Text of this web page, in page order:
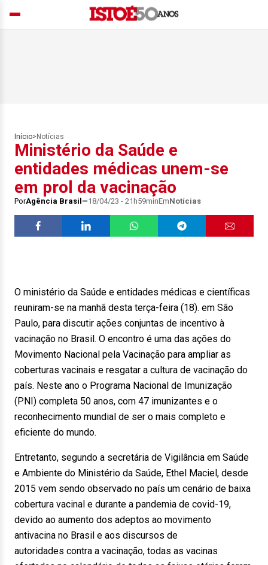
Início> Notícias
Ministério da Saúde e
entidades médicas unem-se
em prol da vacinação
PorAgência Brasil 18/04/23 - 21h59minEmNotícias
O ministério da Saúde e entidades médicas e científicas
reuniram-se na manhã desta terça-feira (18). em São
Paulo, para discutir ações conjuntas de incentivo à
vacinação no Brasil. O encontro é uma das ações do
Movimento Nacional pela Vacinação para ampliar as
coberturas vacinais e resgatar a cultura de vacinação do
país. Neste ano o Programa Nacional de Imunização
(PNI) completa 50 anos, com 47 imunizantes e o
reconhecimento mundial de ser o mais completo e
eficiente do mundo.
Entretanto, segundo a secretária de Vigilância em Saúde
e Ambiente do Ministério da Saúde, Ethel Maciel, desde
2015 vem sendo observado no país um cenário de baixa
cobertura vacinal e durante a pandemia de covid-19,
devido ao aumento dos adeptos ao movimento
antivacina no Brasil e aos discursos de
autoridades contra a vacinação, todas as vacinas